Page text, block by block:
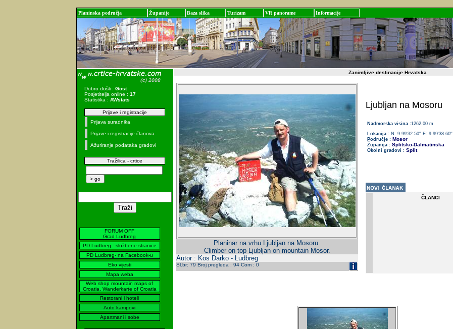
Planinska područja Županije Baza slika Turizam VR panorame Informacije
Dobro došli : Gost
Posjetitelja online : 17
Statistika : AWstats
Prijave i registracije
Prijava suradnika
Prijave i registracije članova
Ažuriranje podataka gradovi
Tražilica - crtice
FORUM OFF
Grad Ludbreg
PD Ludbreg - službene stranice
PD Ludbreg- na Facebook-u
Eko vijesti
Mapa weba
Web shop mountain maps of
Croatia, Wanderkarte of Croatia
Restorani i hoteli
Auto kampovi
Apartmani i sobe
Zanimljive destinacije Hrvatska
Planinar na vrhu Ljubljan na Mosoru.
Climber on top Ljubljan on mountain Mosor.
Autor : Kos Darko - Ludbreg
Sl.br: 79 Broj pregleda : 94 Com : 0
Ljubljan na Mosoru
Nadmorska visina :1262.00 m
Lokacija :N: 9.99'32.50'' E: 9.99'38.60''
Područje :Mosor
Županija : Splitsko-Dalmatinska
Okolni gradovi : Split
ČLANCI